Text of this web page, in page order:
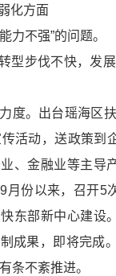
化方面
力不强”的问题。
型步伐不快，发
度。出台瑶海区扶
活动，送政策到
、金融业等主导
月份以来，召开5
东部新中心建设
成果，即将完成
条不紊推进。